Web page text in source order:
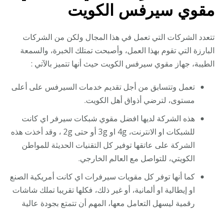
مقوي سيرفس الكويت
تتعدد الشركات التي تعمل في هذا المجال ولكن من الشركات
البارزة التي تقوم بهذا العمل، وأصبحت تمتلك الخبرة، والسمعة
الطيبة، جهاز مقوي سيرفس الكويت حيث أنها تتميز بالآتي :
تعمل وتتسابق من أجل تقديم خدمات السيرفس على أعلى
مستوى، لترضي أذواق أهل الكويت.
هذه الشركة لديها افضل مقوي شبكات سيرفر اي كانت
للشبكات او الانترنت، 4g او 3g أو حتى 2g ، وقد أخذت هذه
الشركة على عاتقها توفير كل التقنيات الحديثة للمواطن
الكويتي، للتواصل مع العالم الخارجي.
كما أنها توفر كل مقويات سيرفرات اي كانت أمريكية الصنع
او إيطالية او ألمانية، أو غير ذلك، فكلها تقريبا تملك شاشات
رقمية ليسهل التعامل معها، المهم أن تتمتع بجودة عالية